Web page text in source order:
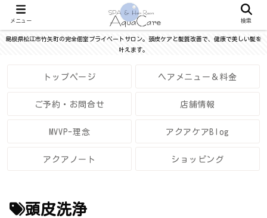
島根県松江市竹矢町の完全個室プライベートサロン。頭皮ケアと髪質改善で、健康で美しい髪を
叶えます。
トップページ ヘアメニュー＆料金
ご予約・お問合せ 店舗情報
MVVP-理念 アクアケアBlog
アクアノート ショッピング
頭皮洗浄
メニュー 検索